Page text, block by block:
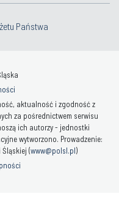
Państwa
aktualność i zgodność z
za pośrednictwem serwisu
ich autorzy - jednostki
wytworzono. Prowadzenie:
(www@polsl.pl)